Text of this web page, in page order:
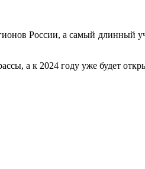
России, а самый длинный
а к 2024 году уже будет